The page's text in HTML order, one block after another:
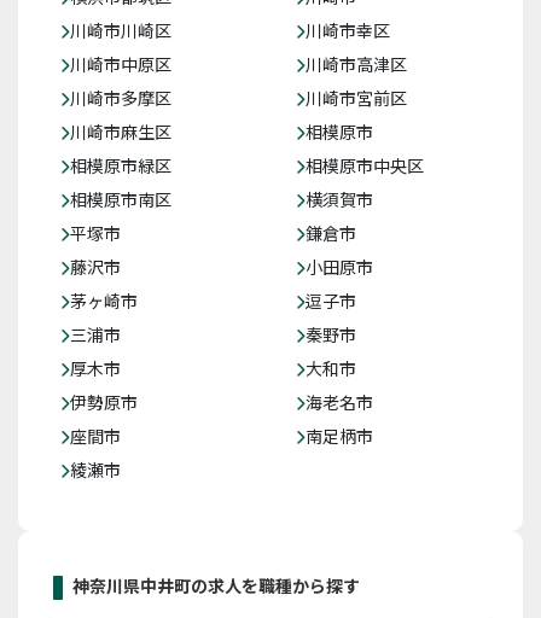
川崎市川崎区
川崎市幸区
川崎市中原区
川崎市高津区
川崎市多摩区
川崎市宮前区
川崎市麻生区
相模原市
相模原市緑区
相模原市中央区
相模原市南区
横須賀市
平塚市
鎌倉市
藤沢市
小田原市
茅ヶ崎市
逗子市
三浦市
秦野市
厚木市
大和市
伊勢原市
海老名市
座間市
南足柄市
綾瀬市
神奈川県中井町の求人を職種から探す